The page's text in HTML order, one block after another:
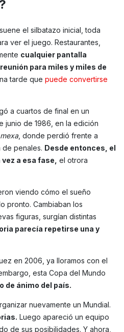
el silbatazo inicial, toda
ver el juego. Restaurantes,
cualquier pantalla
para miles y miles de
tarde que puede convertirse
a cuartos de final en un
junio de 1986, en la edición
mexa, donde perdió frente a
de penales. Desde entonces, el
a esa fase, el otrora
viendo cómo el sueño
pronto. Cambiaban los
figuras, surgían distintas
parecía repetirse una y
en 2006, ya lloramos con el
esta Copa del Mundo
de ánimo del país.
nuevamente un Mundial.
Luego apareció un equipo
de sus posibilidades. Y ahora,